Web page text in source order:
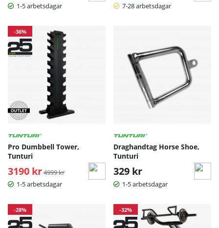
1-5 arbetsdagar
7-28 arbetsdagar
-36%
Pro Dumbbell Tower,
Tunturi
3190 kr Ordinarie pris:
4999 kr
1-5 arbetsdagar
Draghandtag Horse Shoe,
Tunturi
329 kr
1-5 arbetsdagar
-28% -32%